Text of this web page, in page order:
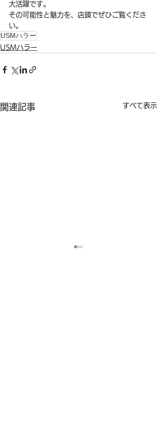
大活躍です。
その可能性と魅力を、店頭でぜひご覧くださ
い。
USMハラー
USMハラー
関連記事 すべて表示